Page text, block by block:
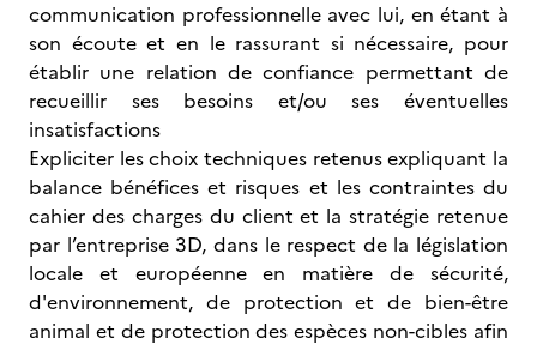
communication professionnelle avec lui, en étant à
son écoute et en le rassurant si nécessaire, pour
établir une relation de confiance permettant de
recueillir ses besoins et/ou ses éventuelles
insatisfactions
Expliciter les choix techniques retenus expliquant la
balance bénéfices et risques et les contraintes du
cahier des charges du client et la stratégie retenue
par l’entreprise 3D, dans le respect de la législation
locale et européenne en matière de sécurité,
d'environnement, de protection et de bien-être
animal et de protection des espèces non-cibles afin